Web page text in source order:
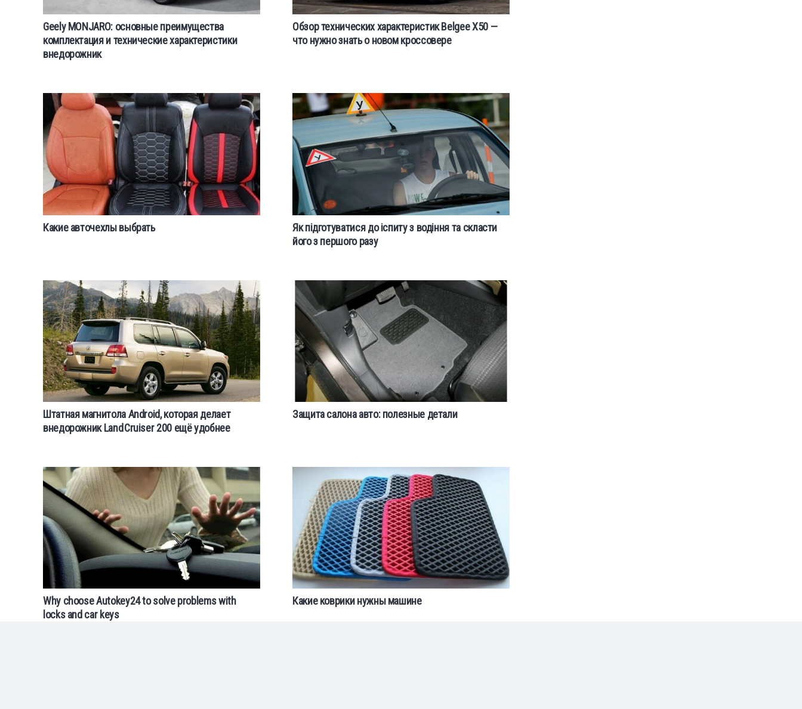
Geely MONJARO: основные преимущества
комплектация и технические характеристики
внедорожник
Обзор технических характеристик Belgee X50 —
что нужно знать о новом кроссовере
Какие авточехлы выбрать
Як підготуватися до іспиту з водіння та скласти
його з першого разу
Штатная магнитола Android, которая делает
внедорожник Land Cruiser 200 ещё удобнее
Защита салона авто: полезные детали
Why choose Autokey24 to solve problems with
locks and car keys
Какие коврики нужны машине